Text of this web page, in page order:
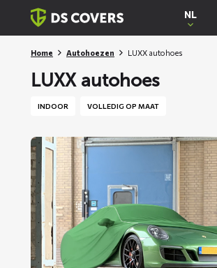
Skiplinks
NL
Home Autohoezen LUXX autohoes
LUXX autohoes
INDOOR VOLLEDIG OP MAAT